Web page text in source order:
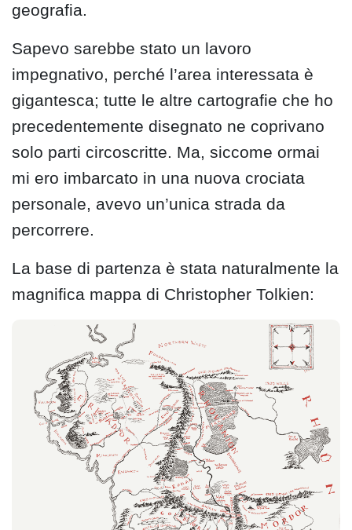
geografia.
Sapevo sarebbe stato un lavoro
impegnativo, perché l’area interessata è
gigantesca; tutte le altre cartografie che ho
precedentemente disegnato ne coprivano
solo parti circoscritte. Ma, siccome ormai
mi ero imbarcato in una nuova crociata
personale, avevo un’unica strada da
percorrere.
La base di partenza è stata naturalmente la
magnifica mappa di Christopher Tolkien: